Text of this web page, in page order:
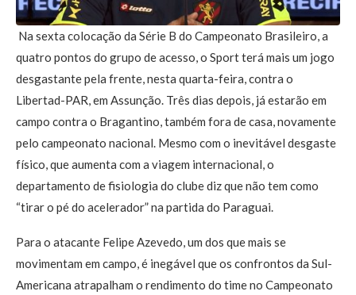
Na sexta colocação da Série B do Campeonato Brasileiro, a
quatro pontos do grupo de acesso, o Sport terá mais um jogo
desgastante pela frente, nesta quarta-feira, contra o
Libertad-PAR, em Assunção. Três dias depois, já estarão em
campo contra o Bragantino, também fora de casa, novamente
pelo campeonato nacional. Mesmo com o inevitável desgaste
físico, que aumenta com a viagem internacional, o
departamento de fisiologia do clube diz que não tem como
“tirar o pé do acelerador” na partida do Paraguai.
Para o atacante Felipe Azevedo, um dos que mais se
movimentam em campo, é inegável que os confrontos da Sul-
Americana atrapalham o rendimento do time no Campeonato